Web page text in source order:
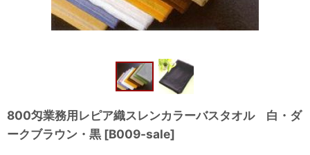
800匁業務用レピア織スレンカラーバスタオル 白・ダ
ークブラウン・黒 [B009-sale]